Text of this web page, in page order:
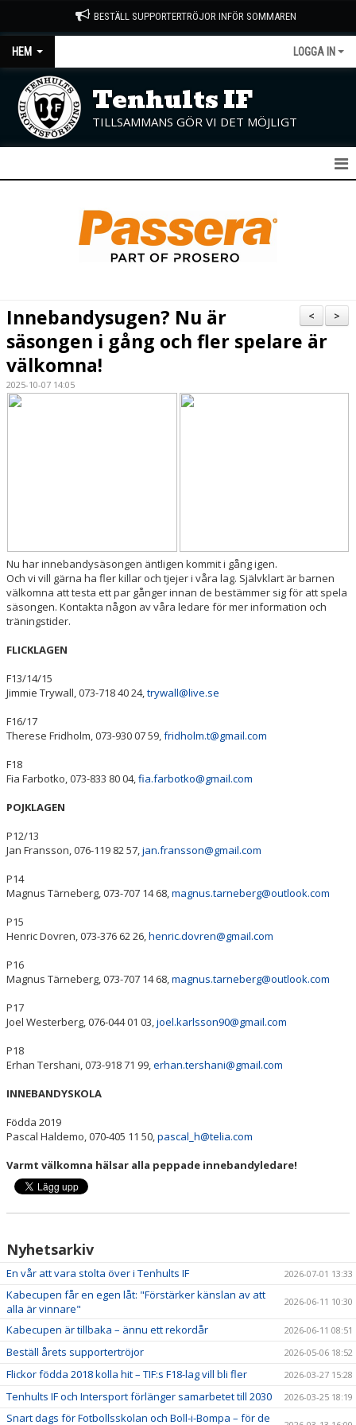
BESTÄLL SUPPORTERTRÖJOR INFÖR SOMMAREN
HEM LOGGA IN
Tenhults IF
TILLSAMMANS GÖR VI DET MÖJLIGT
KALENDER
BILDGALLERI
DOKUMENT
>
<
Innebandysugen? Nu är
säsongen i gång och fler spelare är
välkomna!
2025-10-07 14:05
Nu har innebandysäsongen äntligen kommit i gång igen.
Och vi vill gärna ha fler killar och tjejer i våra lag. Självklart är barnen
välkomna att testa ett par gånger innan de bestämmer sig för att spela
säsongen. Kontakta någon av våra ledare för mer information och
träningstider.
FLICKLAGEN
F13/14/15
Jimmie Trywall, 073-718 40 24,trywall@live.se
F16/17
Therese Fridholm, 073-930 07 59,fridholm.t@gmail.com
F18
Fia Farbotko, 073-833 80 04,fia.farbotko@gmail.com
POJKLAGEN
P12/13
Jan Fransson, 076-119 82 57,jan.fransson@gmail.com
P14
Magnus Tärneberg, 073-707 14 68,magnus.tarneberg@outlook.com
P15
Henric Dovren, 073-376 62 26,henric.dovren@gmail.com
P16
Magnus Tärneberg, 073-707 14 68,magnus.tarneberg@outlook.com
P17
Joel Westerberg, 076-044 01 03,joel.karlsson90@gmail.com
P18
Erhan Tershani, 073-918 71 99,erhan.tershani@gmail.com
INNEBANDYSKOLA
Födda 2019
Pascal Haldemo, 070-405 11 50,pascal_h@telia.com
Varmt välkomna hälsar alla peppade innebandyledare!
Nyhetsarkiv
En vår att vara stolta över i Tenhults IF 2026-07-01 13:33
Kabecupen får en egen låt: "Förstärker känslan av att
alla är vinnare"
2026-06-11 10:30
Kabecupen är tillbaka – ännu ett rekordår 2026-06-11 08:51
Beställ årets supportertröjor 2026-05-06 18:52
Flickor födda 2018 kolla hit – TIF:s F18-lag vill bli fler 2026-03-27 15:28
Tenhults IF och Intersport förlänger samarbetet till 2030 2026-03-25 18:19
Snart dags för Fotbollsskolan och Boll-i-Bompa – för de